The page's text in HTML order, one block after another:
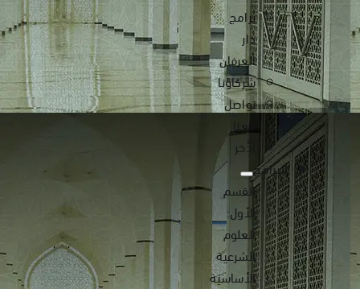
برامج
دار
العرفان
شركاؤنا
تواصل
معنا
اِدَّخر
البرامج
القسم
الأول:
العلوم
الشرعية
الأساسية